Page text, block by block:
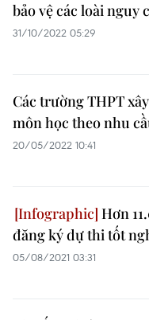
bảo vệ các loài nguy
31/10/2022 05:29
Các trường THPT
môn học theo nhu
20/05/2022 10:41
Hơn
đăng ký dự thi tốt
05/08/2021 03:31